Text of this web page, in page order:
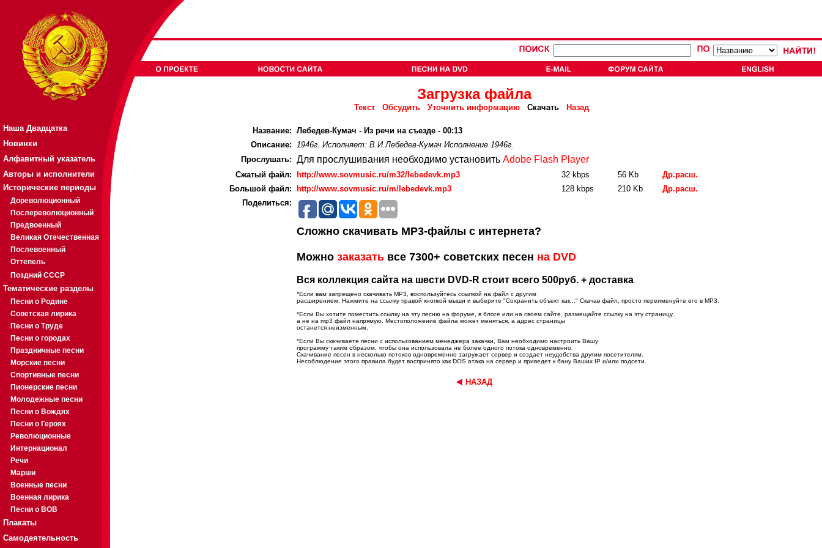
Наша Двадцатка
Новинки
Алфавитный указатель
Авторы и исполнители
Исторические периоды
Дореволюционный
Послереволюционный
Предвоенный
Великая Отечественная
Послевоенный
Оттепель
Поздний СССР
Тематические разделы
Песни о Родине
Советская лирика
Песни о Труде
Песни о городах
Праздничные песни
Морские песни
Спортивные песни
Пионерские песни
Молодежные песни
Песни о Вождях
Песни о Героях
Революционные
Интернационал
Речи
Марши
Военные песни
Военная лирика
Песни о ВОВ
Плакаты
Самодеятельность
Загрузка файла
Текст Обсудить Уточнить информацию Скачать Назад
Название: Лебедев-Кумач - Из речи на съезде - 00:13
Описание: 1946г. Исполняет: В.И.Лебедев-Кумач Исполнение 1946г.
Прослушать: Для прослушивания необходимо установить Adobe Flash Player
Cжатый файл: http://www.sovmusic.ru/m32/lebedevk.mp3 32 kbps 56 Kb
Др.расш.
Большой файл:
http://www.sovmusic.ru/m/lebedevk.mp3 128 kbps 210 Kb
Др.расш.
Поделиться:
Сложно скачивать MP3-файлы с интернета?
Можно заказатьвсе 7300+ советских песен на DVD
Вся коллекция сайта на шести DVD-R стоит всего 500руб. + доставка
*Если вам запрещено скачивать MP3, воспользуйтесь ссылкой на файл с другим
расширением. Нажмите на ссылку правой кнопкой мыши и выберите "Сохранить объект как..." Скачав файл, просто переименуйте его в MP3.
*Если Вы хотите поместить ссылку на эту песню на форуме, в блоге или на своем сайте, размещайте ссылку на эту страницу,
а не на mp3 файл напрямую. Местоположение файла может меняться, а адрес страницы
останется неизменным.
*Если Вы скачиваете песни с использованием менеджера закачки, Вам необходимо настроить Вашу
программу таким образом, чтобы она использовала не более одного потока одновременно.
Скачивание песен в несколько потоков одновременно загружает сервер и создает неудобства другим посетителям.
Несоблюдение этого правила будет воспринято как DOS атака на сервер и приведет к бану Ваших IP и/или подсети.
НАЗАД